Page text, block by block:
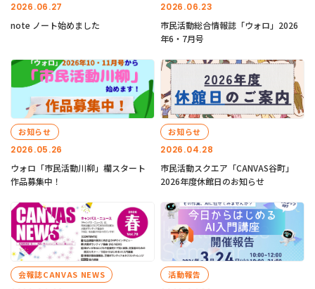
2026.06.27
note ノート始めました
2026.06.23
市民活動総合情報誌「ウォロ」2026
年6・7月号
2026.05.26
お知らせ
ウォロ「市民活動川柳」欄スタート
作品募集中！
2026.04.28
お知らせ
市民活動スクエア「CANVAS谷町」
2026年度休館日のお知らせ
会報誌CANVAS NEWS 活動報告